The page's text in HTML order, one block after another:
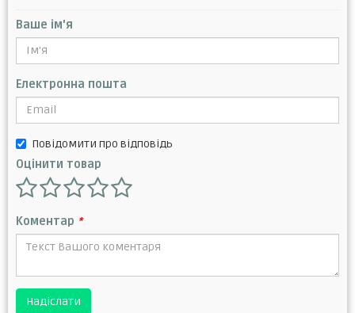
Ваше ім'я
Електронна пошта
Повідомити про відповідь
Оцінити товар
Коментар *
Надіслати